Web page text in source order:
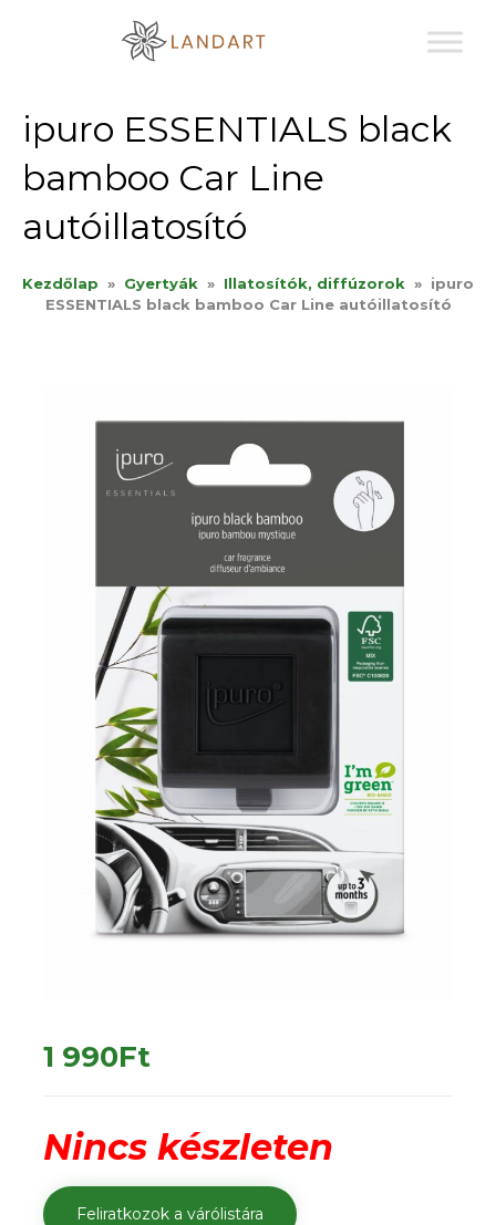
ipuro ESSENTIALS black
bamboo Car Line
autóillatosító
Kezdőlap » Gyertyák » Illatosítók, diffúzorok » ipuro
ESSENTIALS black bamboo Car Line autóillatosító
1 990Ft
Nincs készleten